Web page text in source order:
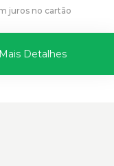
juros no cartão
Detalhes